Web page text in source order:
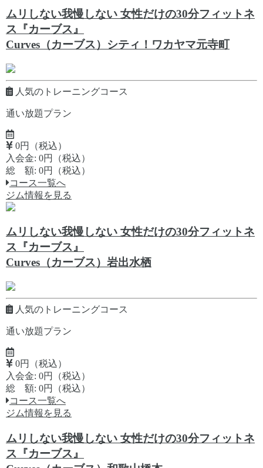
ムリしない我慢しない 女性だけの30分フィットネ
ス『カーブス』
Curves（カーブス）シティ！ワカヤマ元寺町
人気のトレーニングコース
通い放題プラン
0円（税込）
入会金: 0円（税込）
総 額: 0円（税込）
コース一覧へ
ジム情報を見る
ムリしない我慢しない 女性だけの30分フィットネ
ス『カーブス』
Curves（カーブス）岩出水栖
人気のトレーニングコース
通い放題プラン
0円（税込）
入会金: 0円（税込）
総 額: 0円（税込）
コース一覧へ
ジム情報を見る
ムリしない我慢しない 女性だけの30分フィットネ
ス『カーブス』